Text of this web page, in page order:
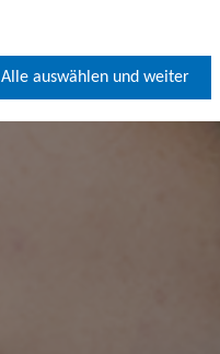
Alle auswählen und weiter